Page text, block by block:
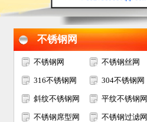
不锈钢网
不锈钢网 不锈钢丝网
316不锈钢网 304不锈钢网
斜纹不锈钢网 平纹不锈钢网
不锈钢席型网 不锈钢过滤网